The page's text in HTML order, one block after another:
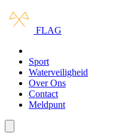
Ga naar hoofdinhoud
Ga naar navigatie
FLAG
Sport
Waterveiligheid
Over Ons
Contact
Meldpunt